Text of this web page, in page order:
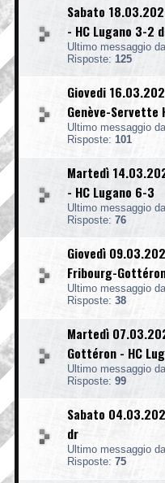
Sabato
- HC Lugano 3-2
Ultimo messaggio da
Risposte: 125
Giovedi
Genève-Servette
Ultimo messaggio da
Risposte: 101
Martedì
- HC Lugano 6-3
Ultimo messaggio da
Risposte: 76
Giovedì
Fribourg-
Ultimo messaggio da
Risposte: 38
Martedì
Gottéron - HC
Ultimo messaggio da
Risposte: 99
Sabato
dr
Ultimo messaggio da
Risposte: 75